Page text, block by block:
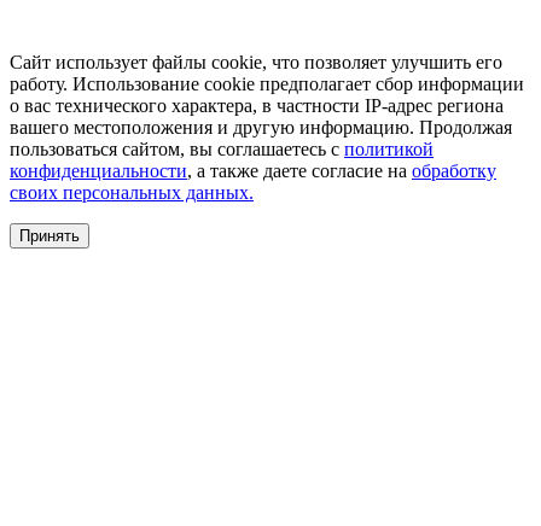
Сайт использует файлы cookie, что позволяет улучшить его
работу. Использование cookie предполагает сбор информации
о вас технического характера, в частности IP-адрес региона
вашего местоположения и другую информацию. Продолжая
пользоваться сайтом, вы соглашаетесь с политикой
конфиденциальности, а также даете согласие на обработку
своих персональных данных.
Принять